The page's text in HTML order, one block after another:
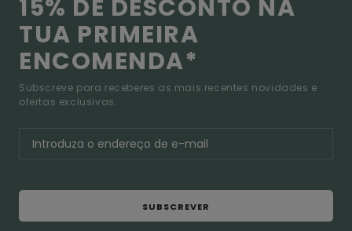
15% DE DESCONTO NA
TUA PRIMEIRA
ENCOMENDA*
Subscreve para receberes as mais recentes novidades e
ofertas exclusivas.
SUBSCREVER